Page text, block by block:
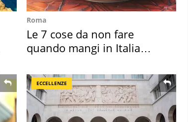
Roma
Le 7 cose da non fare
quando mangi in Italia
ECCELLENZE